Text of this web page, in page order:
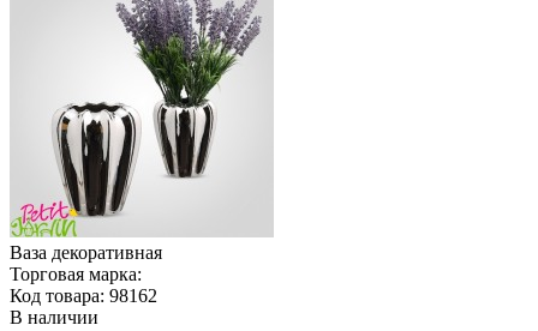
Ваза декоративная
Торговая марка:
Код товара: 98162
В наличии